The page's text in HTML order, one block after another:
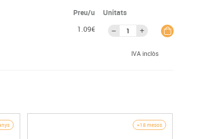
Preu/u
Unitats
1.09€
IVA inclòs
+18 mesos